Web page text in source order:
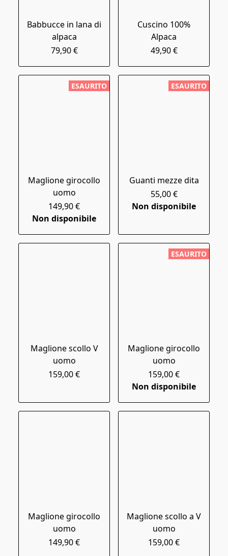
Babbucce in lana di
alpaca
79,90 €
Cuscino 100%
Alpaca
49,90 €
ESAURITO
Maglione girocollo
uomo
149,90 €
Non disponibile
ESAURITO
Guanti mezze dita
55,00 €
Non disponibile
Maglione scollo V
uomo
159,00 €
ESAURITO
Maglione girocollo
uomo
159,00 €
Non disponibile
Maglione girocollo
uomo
149,90 €
Maglione scollo a V
uomo
159,00 €